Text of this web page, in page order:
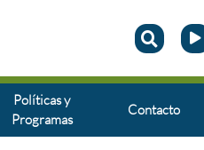
Políticas y
Programas
Contacto